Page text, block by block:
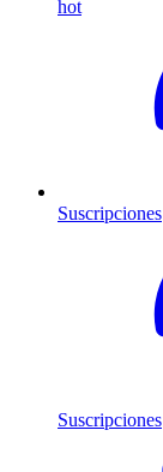
hot
Suscripciones
Suscripciones